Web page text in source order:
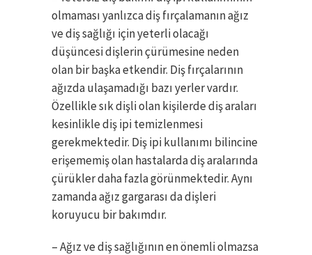
olmaması yanlızca diş fırçalamanın ağız
ve diş sağlığı için yeterli olacağı
düşüncesi dişlerin çürümesine neden
olan bir başka etkendir. Diş fırçalarının
ağızda ulaşamadığı bazı yerler vardır.
Özellikle sık dişli olan kişilerde diş araları
kesinlikle diş ipi temizlenmesi
gerekmektedir. Diş ipi kullanımı bilincine
erişememiş olan hastalarda diş aralarında
çürükler daha fazla görünmektedir. Aynı
zamanda ağız gargarası da dişleri
koruyucu bir bakımdır.
– Ağız ve diş sağlığının en önemli olmazsa